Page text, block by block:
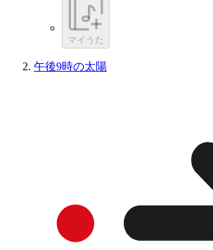
マイうた
午後9時の太陽